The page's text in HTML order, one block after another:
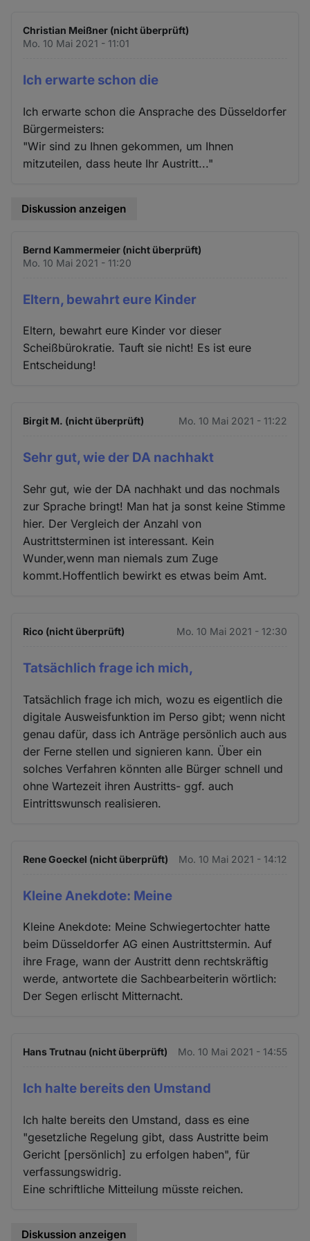
Christian Meißner (nicht überprüft)
Mo. 10 Mai 2021 - 11:01
Ich erwarte schon die
Ich erwarte schon die Ansprache des Düsseldorfer
Bürgermeisters:
"Wir sind zu Ihnen gekommen, um Ihnen
mitzuteilen, dass heute Ihr Austritt..."
Diskussion anzeigen
Bernd Kammermeier (nicht überprüft)
Mo. 10 Mai 2021 - 11:20
Eltern, bewahrt eure Kinder
Eltern, bewahrt eure Kinder vor dieser
Scheißbürokratie. Tauft sie nicht! Es ist eure
Entscheidung!
Birgit M. (nicht überprüft) Mo. 10 Mai 2021 - 11:22
Sehr gut, wie der DA nachhakt
Sehr gut, wie der DA nachhakt und das nochmals
zur Sprache bringt! Man hat ja sonst keine Stimme
hier. Der Vergleich der Anzahl von
Austrittsterminen ist interessant. Kein
Wunder,wenn man niemals zum Zuge
kommt.Hoffentlich bewirkt es etwas beim Amt.
Rico (nicht überprüft) Mo. 10 Mai 2021 - 12:30
Tatsächlich frage ich mich,
Tatsächlich frage ich mich, wozu es eigentlich die
digitale Ausweisfunktion im Perso gibt; wenn nicht
genau dafür, dass ich Anträge persönlich auch aus
der Ferne stellen und signieren kann. Über ein
solches Verfahren könnten alle Bürger schnell und
ohne Wartezeit ihren Austritts- ggf. auch
Eintrittswunsch realisieren.
Rene Goeckel (nicht überprüft) Mo. 10 Mai 2021 - 14:12
Kleine Anekdote: Meine
Kleine Anekdote: Meine Schwiegertochter hatte
beim Düsseldorfer AG einen Austrittstermin. Auf
ihre Frage, wann der Austritt denn rechtskräftig
werde, antwortete die Sachbearbeiterin wörtlich:
Der Segen erlischt Mitternacht.
Hans Trutnau (nicht überprüft) Mo. 10 Mai 2021 - 14:55
Ich halte bereits den Umstand
Ich halte bereits den Umstand, dass es eine
"gesetzliche Regelung gibt, dass Austritte beim
Gericht [persönlich] zu erfolgen haben", für
verfassungswidrig.
Eine schriftliche Mitteilung müsste reichen.
Diskussion anzeigen